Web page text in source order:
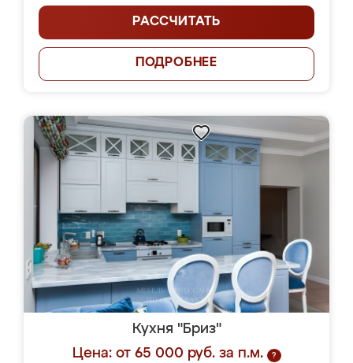
РАССЧИТАТЬ
ПОДРОБНЕЕ
Кухня "Бриз"
Цена: от 65 000 руб. за п.м.
?